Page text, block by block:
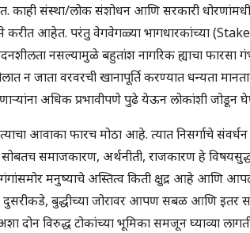
काही संस्था/लोक संशोधन आणि सरकारी
करीत आहेत. परंतु वेगवेगळ्या भागधारकांच्या
नसल्यामुळे बहुतांश नागरिक ह्याचा फारसा
न जाता वरवरची खानापूर्ति करण्यात धन्यता
अधिक प्रभावीपणे पुढे येऊन लोकांशी जोडून
आवाका फारच मोठा आहे. त्यात निसर्गाचे
समाजकारण, अर्थनीती, राजकारण हे
मनुष्याचे अस्तित्व किती क्षुद्र आहे आणि
बुद्धीच्या जोरावर आपण सबळ आणि इतर
दोन विरुद्ध टोकांच्या भूमिका समजून घ्याव्या